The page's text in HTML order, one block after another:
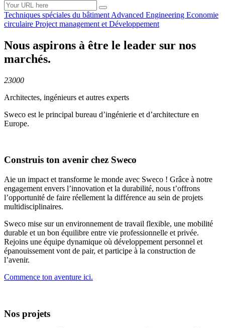
Techniques spéciales du bâtiment Advanced Engineering Economie
circulaire Project management et Développement
Nous aspirons à être le leader sur nos
marchés.
23000
Architectes, ingénieurs et autres experts
Sweco est le principal bureau d’ingénierie et d’architecture en
Europe.
Construis ton avenir chez Sweco
Aie un impact et transforme le monde avec Sweco ! Grâce à notre
engagement envers l’innovation et la durabilité, nous t’offrons
l’opportunité de faire réellement la différence au sein de projets
multidisciplinaires.
Sweco mise sur un environnement de travail flexible, une mobilité
durable et un bon équilibre entre vie professionnelle et privée.
Rejoins une équipe dynamique où développement personnel et
épanouissement vont de pair, et participe à la construction de
l’avenir.
Commence ton aventure ici.
Nos projets